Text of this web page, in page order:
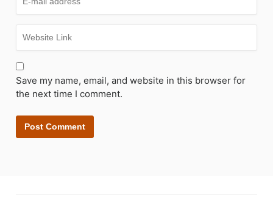
Save my name, email, and website in this browser for
the next time I comment.